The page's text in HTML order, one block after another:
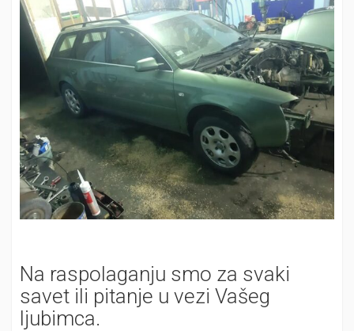
Na raspolaganju smo za svaki
savet ili pitanje u vezi Vašeg
ljubimca.